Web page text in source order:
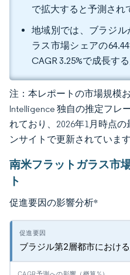
で拡大すると予測され
地域別では、ブラジル
ラス市場シェアの
CAGR 3.25%で成長す
注：本レポートの市場規模
Intelligence 独自の推定フレ
れており、2026年1月時点
ンサイトで更新されています
南米フラットガラス市
ト
促進要因の影響分析*
ブラジル第2層都市におけ